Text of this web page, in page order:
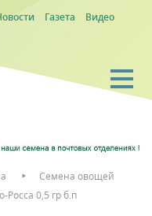
Газета
Видео
Семена овощей
Росса 0,5 гр б.п